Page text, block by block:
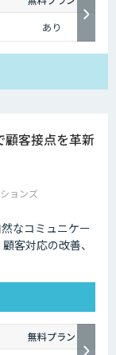
あり
客接点を革新
ョンズ
なコミュニケー
客対応の改善、
無料プラン